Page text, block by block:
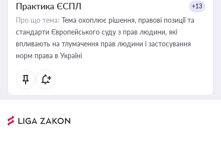
Практика ЄСПЛ +13
Про що тема: Тема охоплює рішення, правові позиції та
стандарти Європейського суду з прав людини, які
впливають на тлумачення прав людини і застосування
норм права в Україні